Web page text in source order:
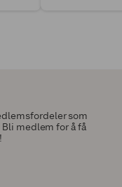
som
medlem for å få